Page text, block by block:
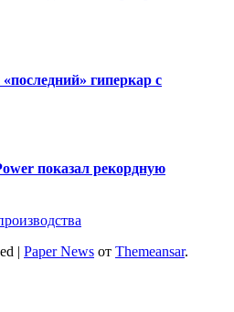
гиперкар с
показал рекордную
| Paper News от Themeansar.